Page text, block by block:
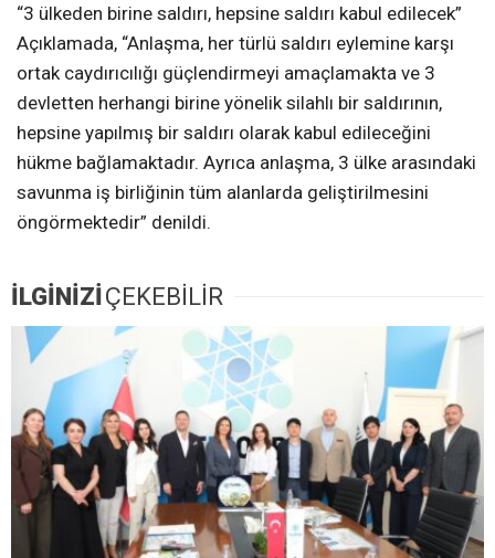
“3 ülkeden birine saldırı, hepsine saldırı kabul edilecek”
Açıklamada, “Anlaşma, her türlü saldırı eylemine karşı
ortak caydırıcılığı güçlendirmeyi amaçlamakta ve 3
devletten herhangi birine yönelik silahlı bir saldırının,
hepsine yapılmış bir saldırı olarak kabul edileceğini
hükme bağlamaktadır. Ayrıca anlaşma, 3 ülke arasındaki
savunma iş birliğinin tüm alanlarda geliştirilmesini
öngörmektedir” denildi.
İLGİNİZİÇEKEBİLİR